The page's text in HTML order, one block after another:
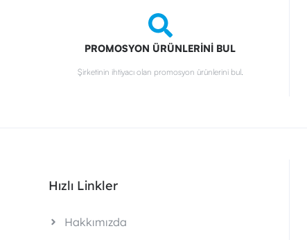
PROMOSYON ÜRÜNLERİNİ BUL
Şirketinin ihtiyacı olan promosyon ürünlerini bul.
Hızlı Linkler
Hakkımızda